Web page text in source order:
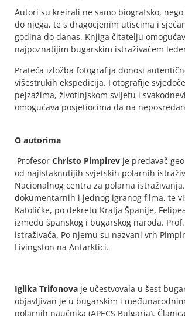
Autori su kreirali ne samo biografsko,
do njega, te s dragocjenim utiscima i
godina do danas. Knjiga čitatelju
najpoznatijim bugarskim istraživačem
Prateća izložba fotografija donosi
višestrukih ekspedicija. Fotografije
pejzažima, životinjskom svijetu i
omogućava posjetiocima da na
O autorima
Profesor Christo Pimpirev je predavač
od najistaknutijih svjetskih polarnih
Nacionalnog centra za polarna
dokumentarnih i jednog igranog filma, te
Katoličke, po dekretu Kralja Španije,
između španskog i bugarskog naroda.
istraživača. Po njemu su nazvani vrh
Livingston na Antarktici.
Iglika Trifonova je učestvovala u šest
objavljivan je u bugarskim i
polarnih naučnika (APECS Bulgaria).